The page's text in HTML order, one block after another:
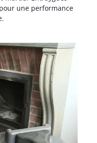
une performance